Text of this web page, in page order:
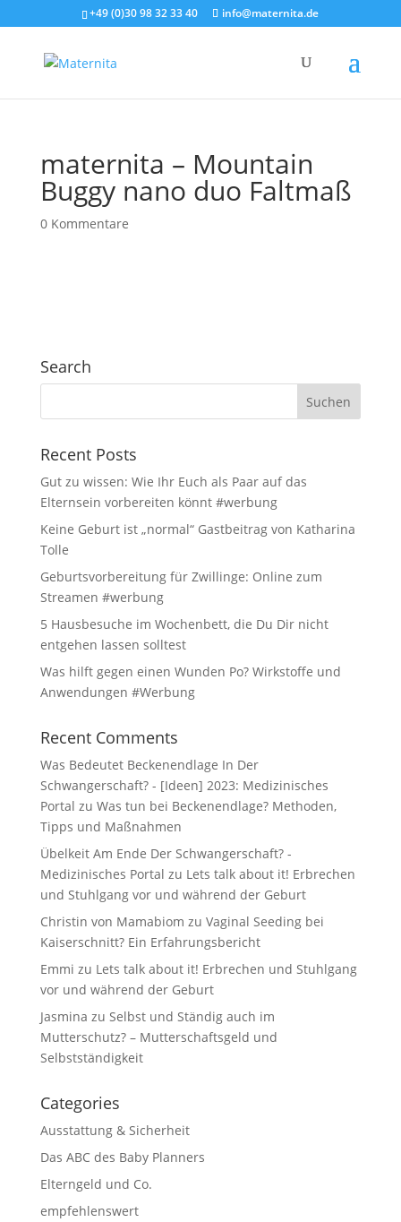
+49 (0)30 98 32 33 40 info@maternita.de
maternita – Mountain
Buggy nano duo Faltmaß
0 Kommentare
Search
Recent Posts
Gut zu wissen: Wie Ihr Euch als Paar auf das
Elternsein vorbereiten könnt #werbung
Keine Geburt ist „normal“ Gastbeitrag von Katharina
Tolle
Geburtsvorbereitung für Zwillinge: Online zum
Streamen #werbung
5 Hausbesuche im Wochenbett, die Du Dir nicht
entgehen lassen solltest
Was hilft gegen einen Wunden Po? Wirkstoffe und
Anwendungen #Werbung
Recent Comments
Was Bedeutet Beckenendlage In Der
Schwangerschaft? - [Ideen] 2023: Medizinisches
Portal zu Was tun bei Beckenendlage? Methoden,
Tipps und Maßnahmen
Übelkeit Am Ende Der Schwangerschaft? -
Medizinisches Portal zu Lets talk about it! Erbrechen
und Stuhlgang vor und während der Geburt
Christin von Mamabiom zu Vaginal Seeding bei
Kaiserschnitt? Ein Erfahrungsbericht
Emmi zu Lets talk about it! Erbrechen und Stuhlgang
vor und während der Geburt
Jasmina zu Selbst und Ständig auch im
Mutterschutz? – Mutterschaftsgeld und
Selbstständigkeit
Categories
Ausstattung & Sicherheit
Das ABC des Baby Planners
Elterngeld und Co.
empfehlenswert